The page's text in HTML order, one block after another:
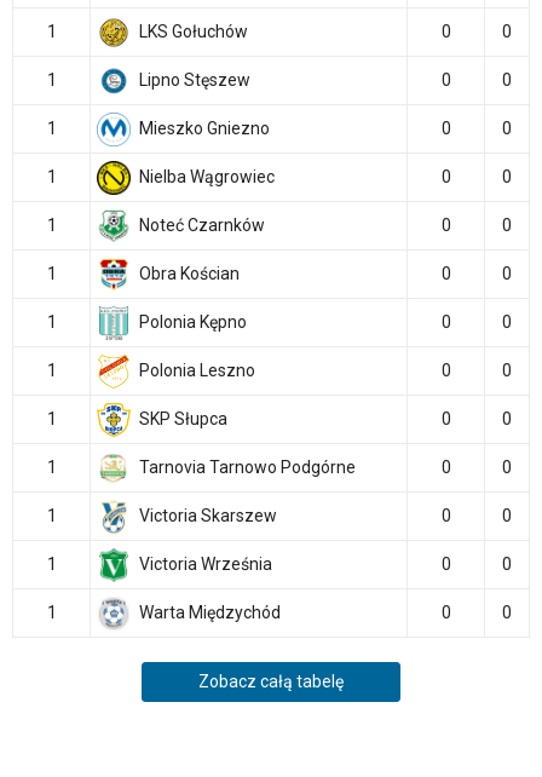
1 LKS Gołuchów 0 0
1 Lipno Stęszew 0 0
1 Mieszko Gniezno 0 0
1 Nielba Wągrowiec 0 0
1 Noteć Czarnków 0 0
1 Obra Kościan 0 0
1 Polonia Kępno 0 0
1 Polonia Leszno 0 0
1 SKP Słupca 0 0
1 Tarnovia Tarnowo Podgórne 0 0
1 Victoria Skarszew 0 0
1 Victoria Września 0 0
1 Warta Międzychód 0 0
Zobacz całą tabelę